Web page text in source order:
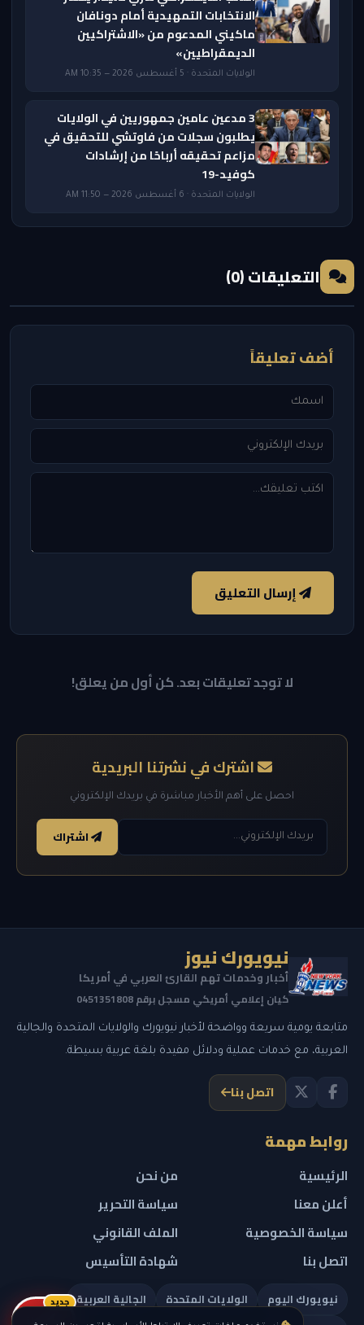
الانتخابات التمهيدية أمام دونافان
ماكيني المدعوم من «الاشتراكيين
الديمقراطيين»
الولايات المتحدة · 5 أغسطس 2026 — 10:35 AM
3 مدعين عامين جمهوريين في الولايات
يطلبون سجلات من فاوتشي للتحقيق في
مزاعم تحقيقه أرباحًا من إرشادات
كوفيد-19
الولايات المتحدة · 6 أغسطس 2026 — 11:50 AM
التعليقات (0)
أضف تعليقاً
إرسال التعليق
لا توجد تعليقات بعد. كن أول من يعلق!
اشترك في نشرتنا البريدية
احصل على أهم الأخبار مباشرة في بريدك الإلكتروني
اشتراك
نيويورك نيوز
أخبار وخدمات تهم القارئ العربي في أمريكا
كيان إعلامي أمريكي مسجل برقم 0451351808
متابعة يومية سريعة وواضحة لأخبار نيويورك والولايات المتحدة والجالية
العربية، مع خدمات عملية ودلائل مفيدة بلغة عربية بسيطة.
اتصل بنا
روابط مهمة
الرئيسية
من نحن
أعلن معنا
سياسة التحرير
سياسة الخصوصية
الملف القانوني
اتصل بنا
شهادة التأسيس
نيويورك اليوم الولايات المتحدة
الجالية العربية جديد